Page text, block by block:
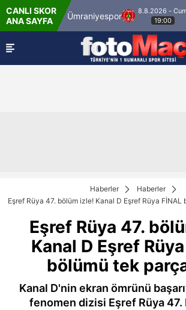
CANLI SKOR
ANA SAYFAÜmraniyespor
8.8.2026 - Cum
19:00
Haberler
Haberler
Eşref Rüya 47. bölüm izle! Kanal D Eşref Rüya
Eşref Rüya 47.
Kanal D Eşref
bölümü tek
Kanal D'nin ekran ömrünü
fenomen dizisi Eşref Rüya